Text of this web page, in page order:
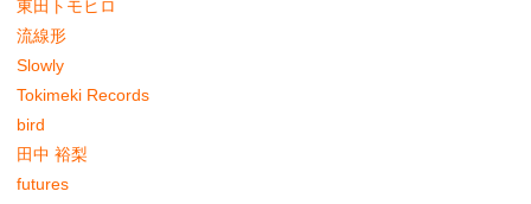
東田トモヒロ
流線形
Slowly
Tokimeki Records
bird
田中 裕梨
futures